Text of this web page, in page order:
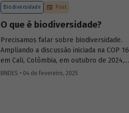
Biodiversidade Post
O que é biodiversidade?
Precisamos falar sobre biodiversidade.
Ampliando a discussão iniciada na COP 16
em Cali, Colômbia, em outubro de 2024,
publicaremos uma série de posts
BNDES • 04 de fevereiro, 2025